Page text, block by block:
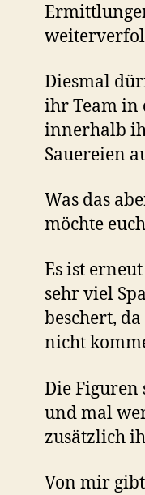
Diesmal
ihr Team in
innerhalb
Sauereien
Was das
möchte
Es ist
sehr viel
beschert,
nicht
Die
und mal
zusätzlich
Von mir